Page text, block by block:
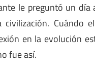
le preguntó un día
Cuándo
en la evolución
fue así.